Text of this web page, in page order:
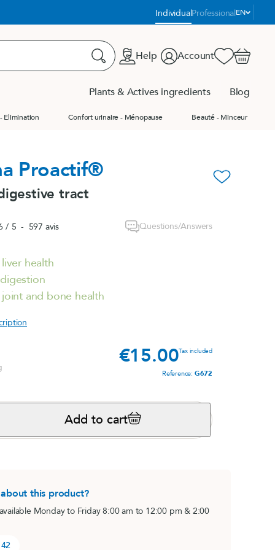
IndividualProfessional
Language:
EN
Search
Help AccountFavorites
Cart
Plants & Actives ingredients Blog
Elimination Confort urinaire - Ménopause Beauté - Minceur
Proactif®
favorite_border
tract
/ 5 - 597 avis Questions/Answers
health
and bone health
Price
€15.00Tax included
Reference: G672
Add to cart
this product?
Monday to Friday 8:00 am to 12:00 pm & 2:00